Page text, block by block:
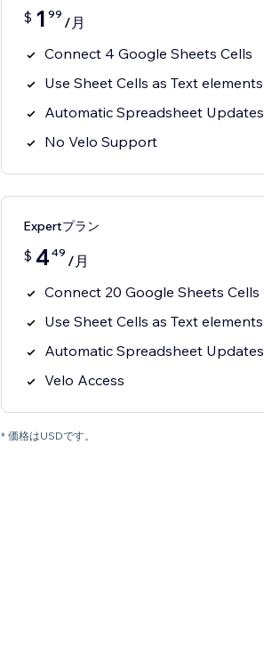
$ 1 99 /月
Connect 4 Google Sheets Cells
Use Sheet Cells as Text elements
Automatic Spreadsheet Updates
No Velo Support
Expertプラン
$ 4 49 /月
Connect 20 Google Sheets Cells
Use Sheet Cells as Text elements
Automatic Spreadsheet Updates
Velo Access
* 価格はUSDです。